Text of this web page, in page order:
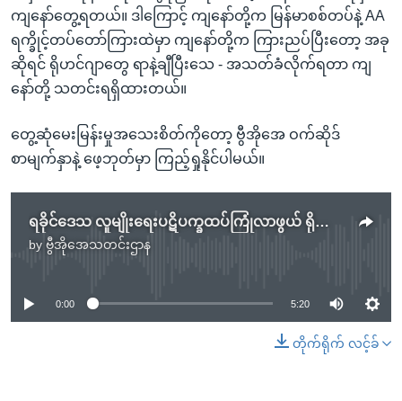
ကျနော်တွေ့ရတယ်။ ဒါကြောင့် ကျနော်တို့က မြန်မာစစ်တပ်နဲ့ AA
ရက္ခိုင့်တပ်တော်ကြားထဲမှာ ကျနော်တို့က ကြားညပ်ပြီးတော့ အခု
ဆိုရင် ရိုဟင်ဂျာတွေ ရာနဲ့ချီပြီးသေ - အသတ်ခံလိုက်ရတာ ကျ
နော်တို့ သတင်းရရှိထားတယ်။
တွေ့ဆုံမေးမြန်းမှုအသေးစိတ်ကိုတော့ ဗွီအိုအေ ဝက်ဆိုဒ်
စာမျက်နှာနဲ့ ဖေ့ဘုတ်မှာ ကြည့်ရှုနိုင်ပါမယ်။
ရခိုင်ဒေသ လူမျိုးရေးပဋိပက္ခထပ်ကြုံလာဖွယ် ရိုဟင်ဂျာတက်ကြွလှုပ်ရှားသူသတိပေး
by ဗွီအိုအေသတင်းဌာန
No media source currently available
0:00 5:20
တိုက်ရိုက် လင့်ခ်